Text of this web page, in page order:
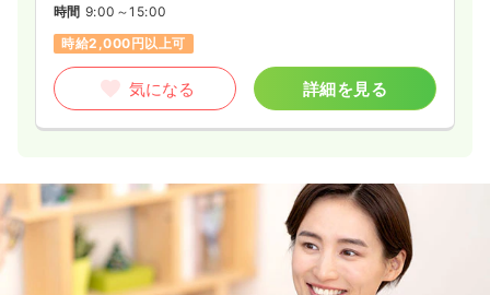
時間 9:00～15:00
時給2,000円以上可
気になる 詳細を見る